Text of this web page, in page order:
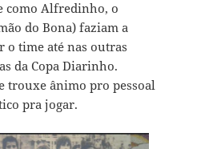
como Alfredinho, o
do Bona) faziam a
o time até nas outras
da Copa Diarinho.
trouxe ânimo pro pessoal
pra jogar.